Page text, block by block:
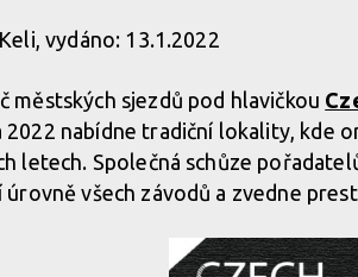
vydáno: 13.1.2022
městských sjezdů pod hlavičkou
2022 nabídne tradiční lokality, kde
letech. Společná schůze
úrovně všech závodů a zvedne